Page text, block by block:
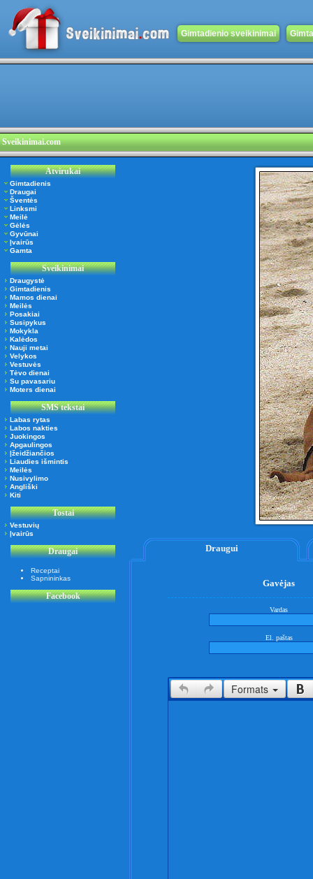
Gimtadienio sveikinimai
Sveikinimai.com
Atvirukai
Gimtadienis
Draugai
Šventės
Linksmi
Meilė
Gėlės
Gyvūnai
Įvairūs
Gamta
Sveikinimai
Draugystė
Gimtadienis
Mamos dienai
Meilės
Posakiai
Susipykus
Mokykla
Kalėdos
Nauji metai
Velykos
Vestuvės
Tėvo dienai
Su pavasariu
Moters dienai
SMS tekstai
Labas rytas
Labos nakties
Juokingos
Apgaulingos
Įžeidžiančios
Liaudies išmintis
Meilės
Nusivylimo
Angliški
Kiti
Tostai
Vestuvių
Įvairūs
Draugai
Receptai
Sapnininkas
Facebook
Draugui
Gavėjas
Vardas
El. paštas
Formats